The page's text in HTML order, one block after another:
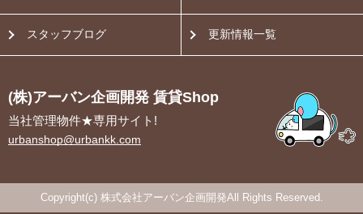
スタッフブログ 更新情報一覧
(株)アーバン企画開発 賃貸Shop
当社管理物件★専用サイト!
urbanshop@urbankk.com
Copyright(c) 株式会社アーバン企画開発All Rights Reserved.